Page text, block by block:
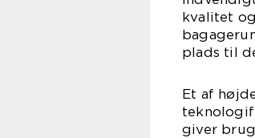
kvalitet
plads til
Et af
giver